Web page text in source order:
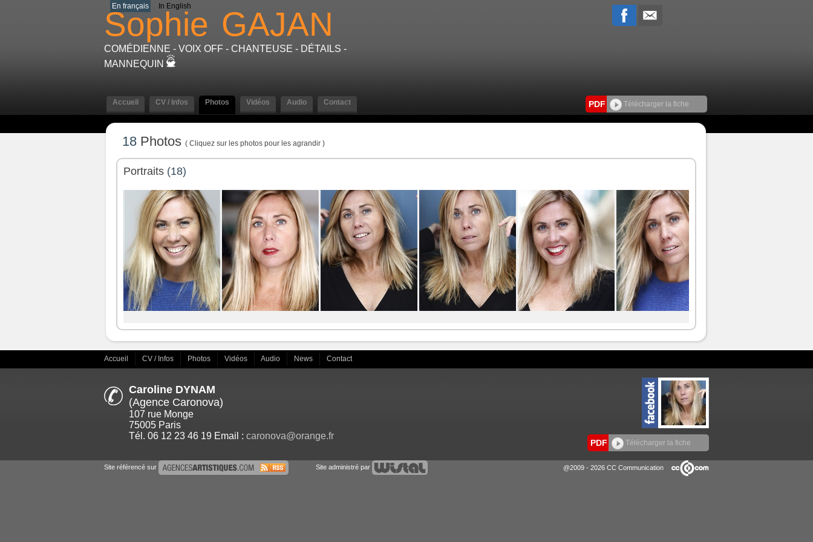
En français In English
Sophie GAJAN
COMÉDIENNE - VOIX OFF - CHANTEUSE - DÉTAILS -
MANNEQUIN
Accueil CV / Infos Photos Vidéos Audio Contact PDF Télécharger la fiche
18 Photos ( Cliquez sur les photos pour les agrandir )
Portraits (18)
Accueil CV / Infos Photos Vidéos Audio News Contact
Caroline DYNAM
(Agence Caronova)
107 rue Monge
75005 Paris
Tél. 06 12 23 46 19 Email : caronova@orange.fr
PDF Télécharger la fiche
Site référencé sur Site administré par @2009 - 2026 CC Communication